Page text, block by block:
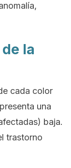
la
cada color
una
baja.
trastorno